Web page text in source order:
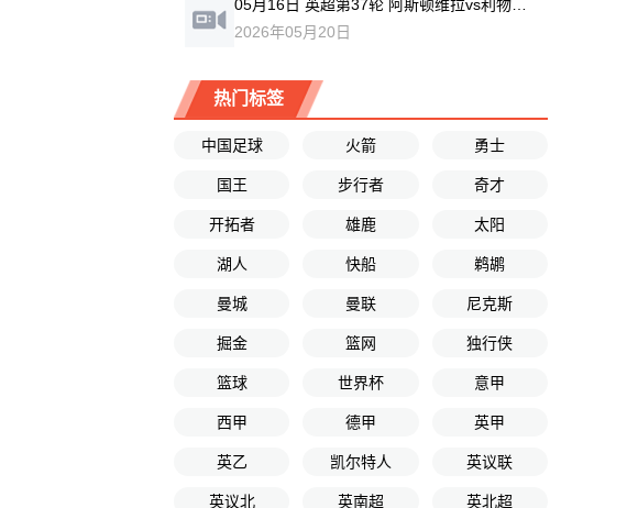
2026年05月20日
热门标签
中国足球 火箭 勇士
国王 步行者 奇才
开拓者 雄鹿 太阳
湖人 快船 鹈鹕
曼城 曼联 尼克斯
掘金 篮网 独行侠
篮球 世界杯 意甲
西甲 德甲 英甲
英乙 凯尔特人 英议联
英议北 英南超 英北超